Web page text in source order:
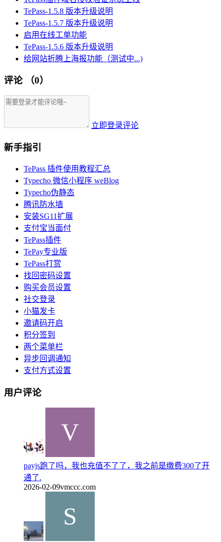
TePass-1.5.8 版本升级说明
TePass-1.5.7 版本升级说明
启用在线工单功能
TePass-1.5.6 版本升级说明
给网站折腾上海报功能（测试中...)
评论 （0）
立即登录评论
新手指引
TePass 插件使用教程汇总
Typecho 微信小程序 weBlog
Typecho伪静态
腾讯防水墙
安装SG11扩展
支付宝当面付
TePass插件
TePay专业版
TePass打赏
找回密码设置
购买会员设置
社交登录
小猫发卡
邀请码开启
积分签到
两个菜单栏
异步回调通知
支付方式设置
用户评论
payjs跑了吗，我也充值不了了，我之前是缴费300了开
通了.
2026-02-09vmccc.com